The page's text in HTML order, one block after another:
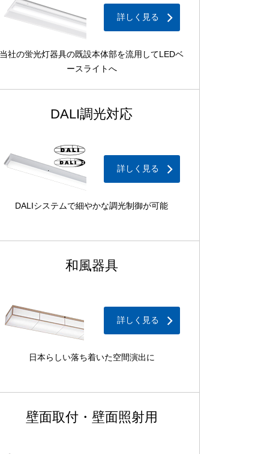
詳しく見る
当社の蛍光灯器具の既設本体部を流用してLEDベ
ースライトへ
DALI調光対応
詳しく見る
DALIシステムで細やかな調光制御が可能
和風器具
詳しく見る
日本らしい落ち着いた空間演出に
壁面取付・壁面照射用